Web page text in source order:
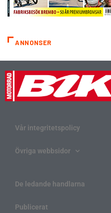
ANNONSER
Vår integritetspolicy
Övriga webbsidor
De ledande handlarna
Publicerat